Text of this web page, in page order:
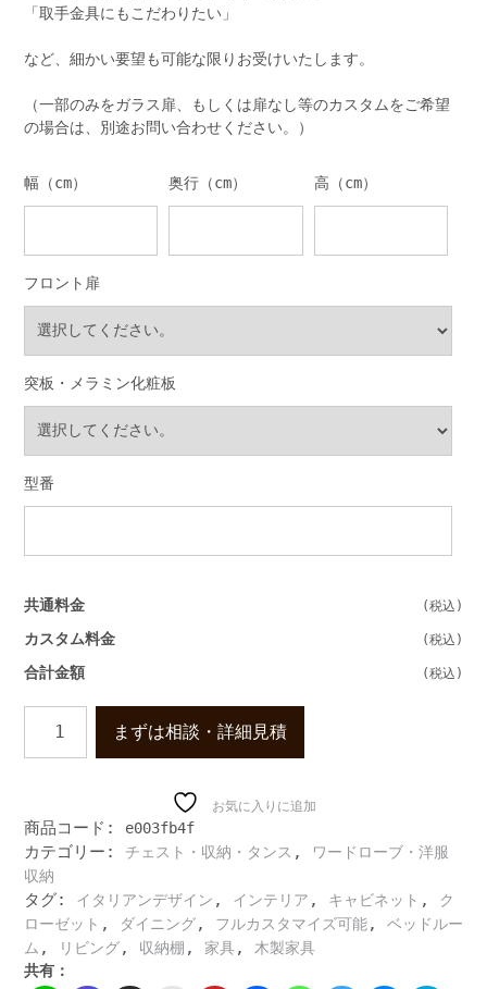
「取手金具にもこだわりたい」
など、細かい要望も可能な限りお受けいたします。
（一部のみをガラス扉、もしくは扉なし等のカスタムをご希望
の場合は、別途お問い合わせください。）
幅（cm） 奥行（cm） 高（cm）
フロント扉
突板・メラミン化粧板
型番
共通料金
カスタム料金
合計金額
リ
デ
ザ
イ
ン
の
2
ド
まずは相談・詳細見積
お気に入りに追加
商品コード: e003fb4f
カテゴリー: チェスト・収納・タンス ,
ワードローブ・洋服
収納
タグ: イタリアンデザイン , インテリア , キャビネット ,
ク
ローゼット , ダイニング, フルカスタマイズ可能, ベッドルー
ム , リビング, 収納棚 , 家具,
木製家具
共有：